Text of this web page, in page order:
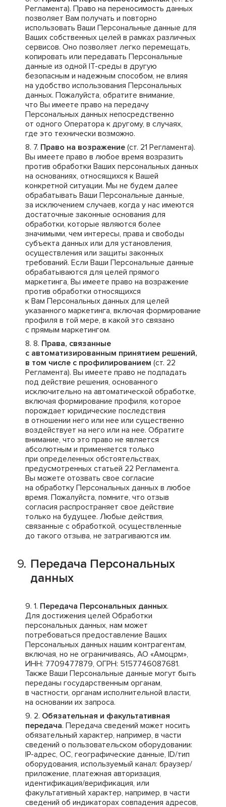
Регламента). Право на переносимость данных
позволяет Вам получать и повторно
использовать Ваши Персональные данные для
Ваших собственных целей в рамках различных
сервисов. Оно позволяет легко перемещать,
копировать или передавать Персональные
данные из одной IT-среды в другую
безопасным и надежным способом, не влияя
на удобство использования Персональных
данных. Пожалуйста, обратите внимание,
что Вы имеете право на передачу
Персональных данных непосредственно
от одного Оператора к другому, в случаях,
где это технически возможно.
Право на возражение (ст. 21 Регламента).
Вы имеете право в любое время возразить
против обработки Ваших персональных данных
на основаниях, относящихся к Вашей
конкретной ситуации. Мы не будем далее
обрабатывать Ваши Персональные данные,
за исключением случаев, когда у нас имеются
достаточные законные основания для
обработки, которые являются более
значимыми, чем интересы, права и свободы
субъекта данных или для установления,
осуществления или защиты законных
требований. Если Ваши Персональные данные
обрабатываются для целей прямого
маркетинга, Вы имеете право на возражение
против обработки относящихся
к Вам Персональных данных для целей
указанного маркетинга, включая формирование
профиля в той мере, в какой это связано
с прямым маркетингом.
Права, связанные
с автоматизированным принятием решений,
в том числе с профилированием (ст. 22
Регламента). Вы имеете право не подпадать
под действие решения, основанного
исключительно на автоматической обработке,
включая формирование профиля, которое
порождает юридические последствия
в отношении него или нее или существенно
воздействует на него или на нее. Обратите
внимание, что это право не является
абсолютным и применяется только
при определенных обстоятельствах,
предусмотренных статьей 22 Регламента.
Вы можете отозвать свое согласие
на обработку Персональных данных в любое
время. Пожалуйста, помните, что отзыв
согласия распространяет свое действие
только на будущее. Любые действия,
связанные с обработкой, осуществленные
до такого отзыва, не затрагиваются им.
Передача Персональных
данных
Передача Персональных данных.
Для достижения целей Обработки
персональных данных, нам может
потребоваться предоставление Ваших
Персональных данных нашим контрагентам,
включая, но не ограничиваясь, АО «Амоцрм»,
ИНН: 7709477879, ОГРН: 5157746087681.
Также Ваши Персональные данные могут быть
переданы государственным органам,
в частности, органам исполнительной власти,
на основании их запроса.
Обязательная и факультативная
передача. Передача сведений может носить
обязательный характер, например, в части
сведений о пользовательском оборудовании:
IP-адрес, ОС, географические данные, ID/тип
оборудования, используемый канал: браузер/
приложение, платежная авторизация,
идентификация/верификация, или
факультативный характер, например, в части
сведений об индикаторах совпадения адресов,